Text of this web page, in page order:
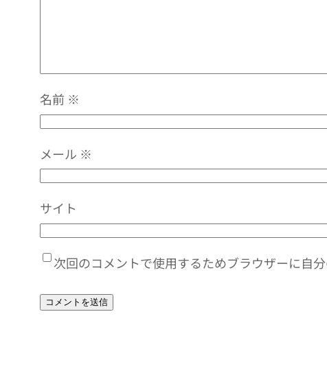
名前 ※
メール ※
サイト
次回のコメントで使用するためブラウザーに自